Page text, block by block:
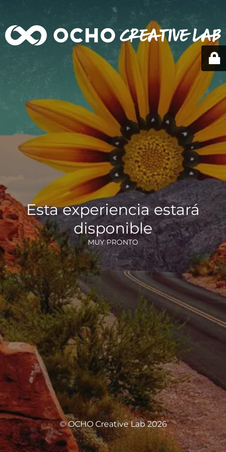
Esta experiencia estará
disponible
MUY PRONTO
© OCHO Creative Lab 2026